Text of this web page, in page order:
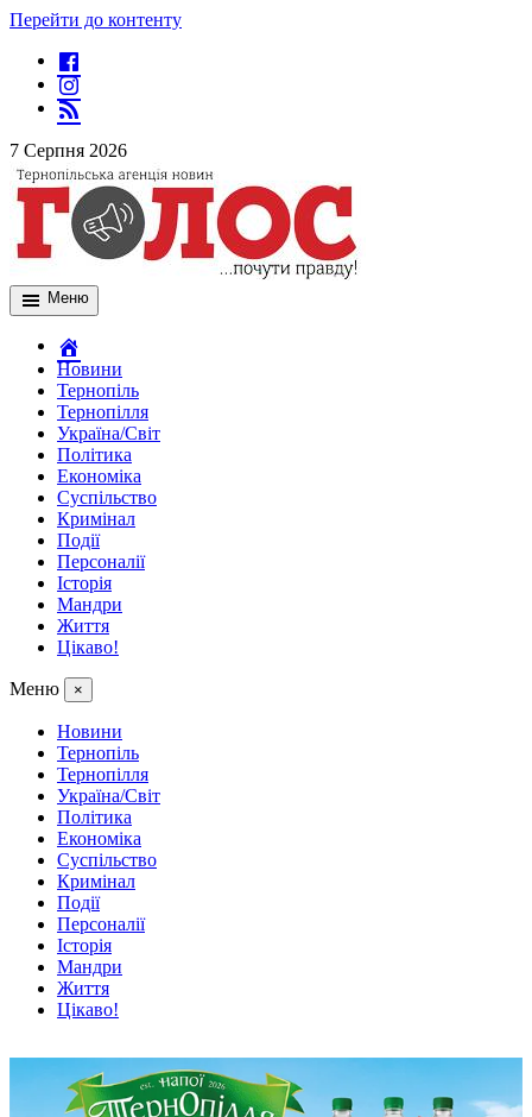
Перейти до контенту
7 Серпня 2026
Меню
Новини
Тернопіль
Тернопілля
Україна/Світ
Політика
Економіка
Суспільство
Кримінал
Події
Персоналії
Історія
Мандри
Життя
Цікаво!
Меню ×
Новини
Тернопіль
Тернопілля
Україна/Світ
Політика
Економіка
Суспільство
Кримінал
Події
Персоналії
Історія
Мандри
Життя
Цікаво!